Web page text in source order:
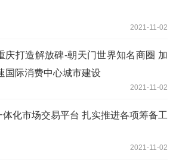
2021-11-02
庆打造解放碑-朝天门世界知名商圈 加
国际消费中心城市建设
2021-11-02
化市场交易平台 扎实推进各项筹备工
2021-11-02